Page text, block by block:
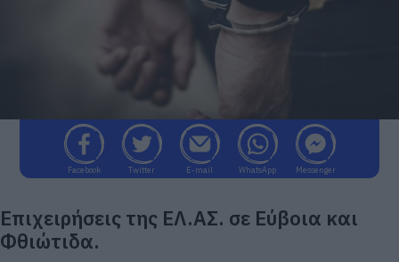
Facebook Twitter E-mail WhatsApp Messenger
Επιχειρήσεις της ΕΛ.ΑΣ. σε Εύβοια και
Φθιώτιδα.